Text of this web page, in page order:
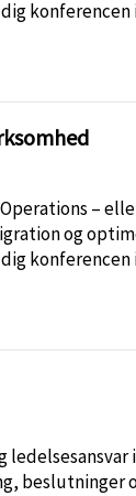
konferencen
Operations –
og
konferencen
beslutninger